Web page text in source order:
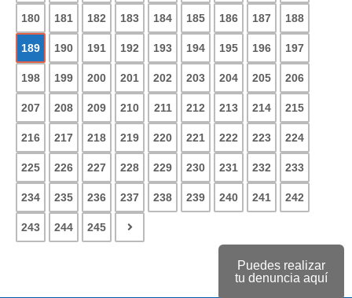
Puedes realizar
tu denuncia aquí
180 181 182 183 184 185 186 187 188
189 190 191 192 193 194 195 196 197
198 199 200 201 202 203 204 205 206
207 208 209 210 211 212 213 214 215
216 217 218 219 220 221 222 223 224
225 226 227 228 229 230 231 232 233
234 235 236 237 238 239 240 241 242
243 244 245